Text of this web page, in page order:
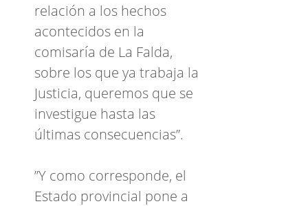
relación a los hechos
acontecidos en la
comisaría de La Falda,
sobre los que ya trabaja la
Justicia, queremos que se
investigue hasta las
últimas consecuencias”.
”Y como corresponde, el
Estado provincial pone a